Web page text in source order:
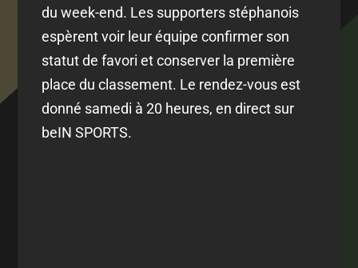
du week-end. Les supporters stéphanois
espèrent voir leur équipe confirmer son
statut de favori et conserver la première
place du classement. Le rendez-vous est
donné samedi à 20 heures, en direct sur
beIN SPORTS.